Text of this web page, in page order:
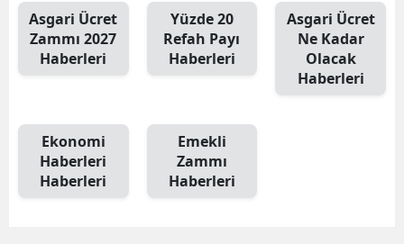
Asgari Ücret
Zammı 2027
Haberleri
Yüzde 20
Refah Payı
Haberleri
Asgari Ücret
Ne Kadar
Olacak
Haberleri
Ekonomi
Haberleri
Haberleri
Emekli
Zammı
Haberleri